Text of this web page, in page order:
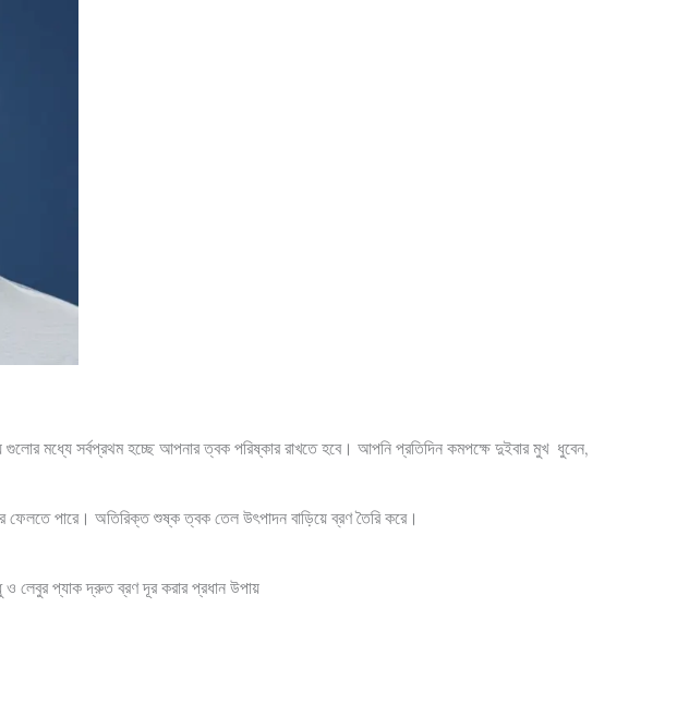
মধ্যে সর্বপ্রথম হচ্ছে আপনার ত্বক পরিষ্কার রাখতে হবে। আপনি প্রতিদিন কমপক্ষে দুইবার মুখ ধুবেন,
ফেলতে পারে। অতিরিক্ত শুষ্ক ত্বক তেল উৎপাদন বাড়িয়ে ব্রণ তৈরি করে।
ও লেবুর প্যাক দ্রুত ব্রণ দূর করার প্রধান উপায়